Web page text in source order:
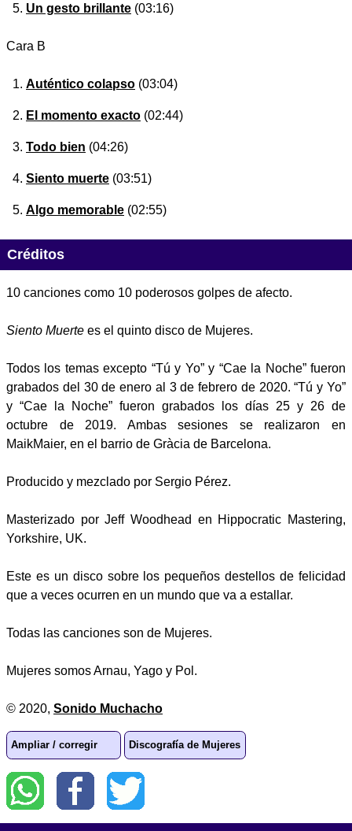
Un gesto brillante (03:16)
Cara B
Auténtico colapso (03:04)
El momento exacto (02:44)
Todo bien (04:26)
Siento muerte (03:51)
Algo memorable (02:55)
Créditos
10 canciones como 10 poderosos golpes de afecto.
Siento Muerte es el quinto disco de Mujeres.
Todos los temas excepto “Tú y Yo” y “Cae la Noche” fueron
grabados del 30 de enero al 3 de febrero de 2020. “Tú y Yo”
y “Cae la Noche” fueron grabados los días 25 y 26 de
octubre de 2019. Ambas sesiones se realizaron en
MaikMaier, en el barrio de Gràcia de Barcelona.
Producido y mezclado por Sergio Pérez.
Masterizado por Jeff Woodhead en Hippocratic Mastering,
Yorkshire, UK.
Este es un disco sobre los pequeños destellos de felicidad
que a veces ocurren en un mundo que va a estallar.
Todas las canciones son de Mujeres.
Mujeres somos Arnau, Yago y Pol.
© 2020, Sonido Muchacho
Ampliar / corregir Discografía de Mujeres